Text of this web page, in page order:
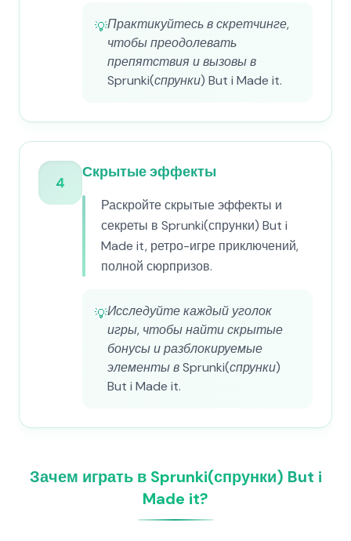
💡Практикуйтесь в скретчинге,
чтобы преодолевать
препятствия и вызовы в
Sprunki(спрунки) But i Made it.
4
Скрытые эффекты
Раскройте скрытые эффекты и
секреты в Sprunki(спрунки) But i
Made it, ретро-игре приключений,
полной сюрпризов.
💡Исследуйте каждый уголок
игры, чтобы найти скрытые
бонусы и разблокируемые
элементы в Sprunki(спрунки)
But i Made it.
Зачем играть в Sprunki(спрунки) But i
Made it?